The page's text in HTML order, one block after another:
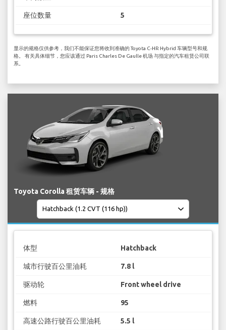
座位数量 5
显示的规格仅供参考，我们不能保证您将收到准确的 Toyota C-HR Hybrid 车辆型号和规
格。 有关具体细节，您应该通过 Paris Charles De Gaulle 机场 与指定的汽车租赁公司联
系。
Toyota Corolla 租赁车辆 - 规格
体型 Hatchback
城市行驶百公里油耗 7.8 l
驱动轮 Front wheel drive
燃料 95
高速公路行驶百公里油耗 5.5 l